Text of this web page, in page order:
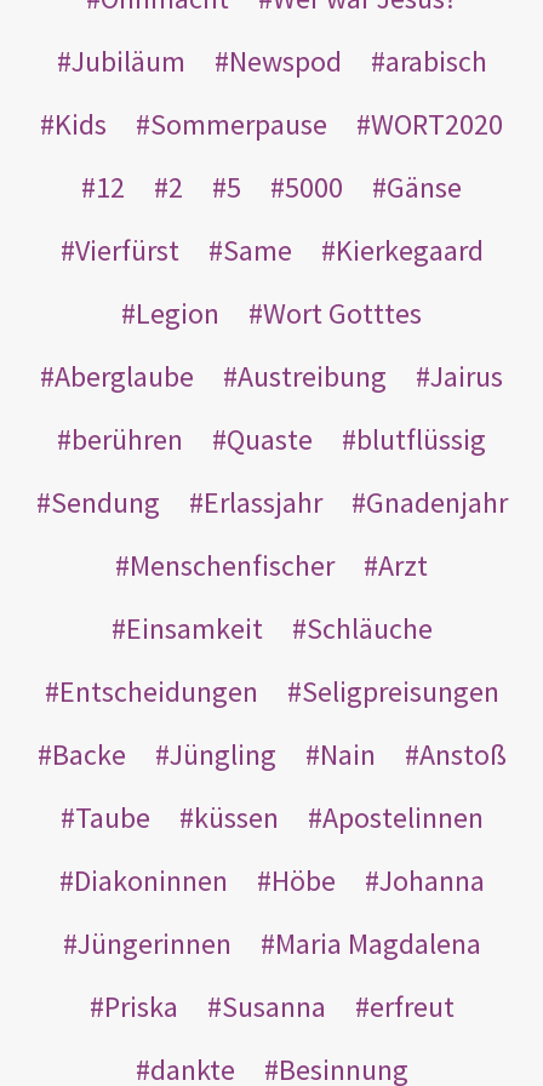
Jubiläum
Newspod
arabisch
Kids
Sommerpause
WORT2020
12
2 5 5000
Gänse
Vierfürst
Same
Kierkegaard
Legion
Wort Gotttes
Aberglaube
Austreibung
Jairus
berühren
Quaste
blutflüssig
Sendung
Erlassjahr
Gnadenjahr
Menschenfischer
Arzt
Einsamkeit
Schläuche
Entscheidungen
Seligpreisungen
Backe
Jüngling Nain
Anstoß
Taube
küssen
Apostelinnen
Diakoninnen
Höbe
Johanna
Jüngerinnen
Maria Magdalena
Priska
Susanna
erfreut
dankte
Besinnung